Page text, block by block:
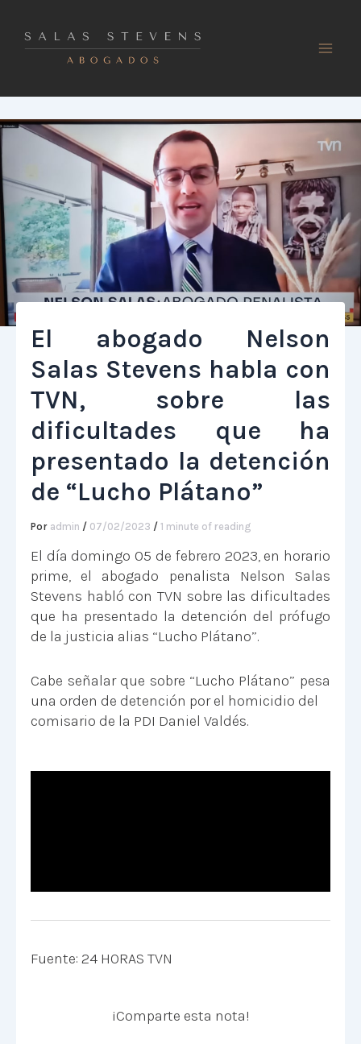
contenido
El abogado Nelson
Salas Stevens habla con
TVN, sobre las
dificultades que ha
presentado la detención
de “Lucho Plátano”
Por admin / 07/02/2023 /1 minute of reading
El día domingo 05 de febrero 2023, en horario
prime, el abogado penalista Nelson Salas
Stevens habló con TVN sobre las dificultades
que ha presentado la detención del prófugo
de la justicia alias “Lucho Plátano”.
Cabe señalar que sobre “Lucho Plátano” pesa
una orden de detención por el homicidio del
comisario de la PDI Daniel Valdés.
Fuente: 24 HORAS TVN
¡Comparte esta nota!